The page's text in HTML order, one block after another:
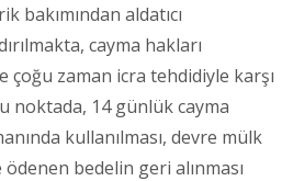
bakımından aldatıcı
cayma hakları
çoğu zaman icra tehdidiyle karşı
noktada, 14 günlük cayma
kullanılması, devre mülk
bedelin geri alınması